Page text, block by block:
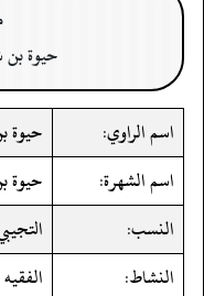
حيوة بن
اسم الراوي:
حيوة
اسم الشهرة:
حيوة
النسب:
النشاط:
الفقيه